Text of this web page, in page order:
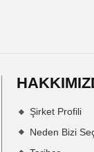
Şirket Profili
Neden Bizi